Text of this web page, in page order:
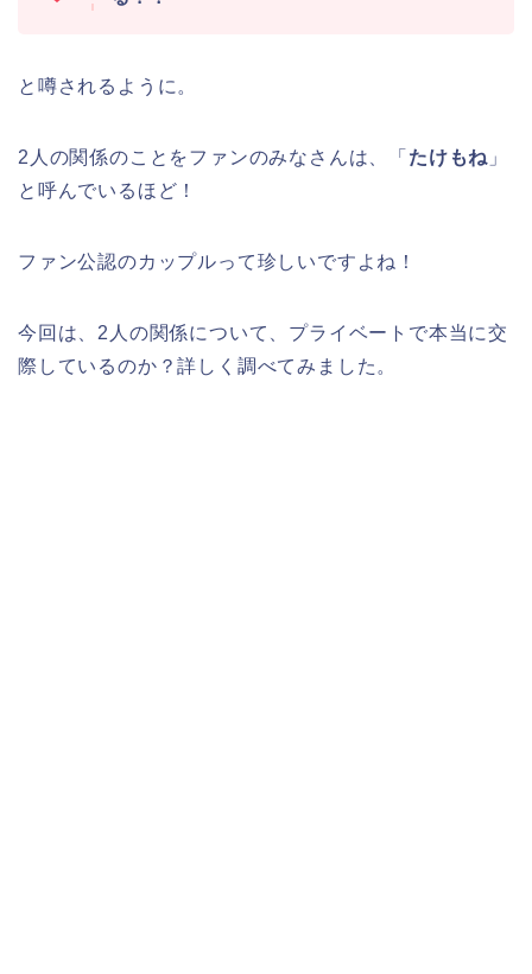
と噂されるように。
2人の関係のことをファンのみなさんは、「 たけもね 」
と呼んでいるほど！
ファン公認のカップルって珍しいですよね！
今回は、2人の関係について、プライベートで本当に交
際しているのか？詳しく調べてみました。